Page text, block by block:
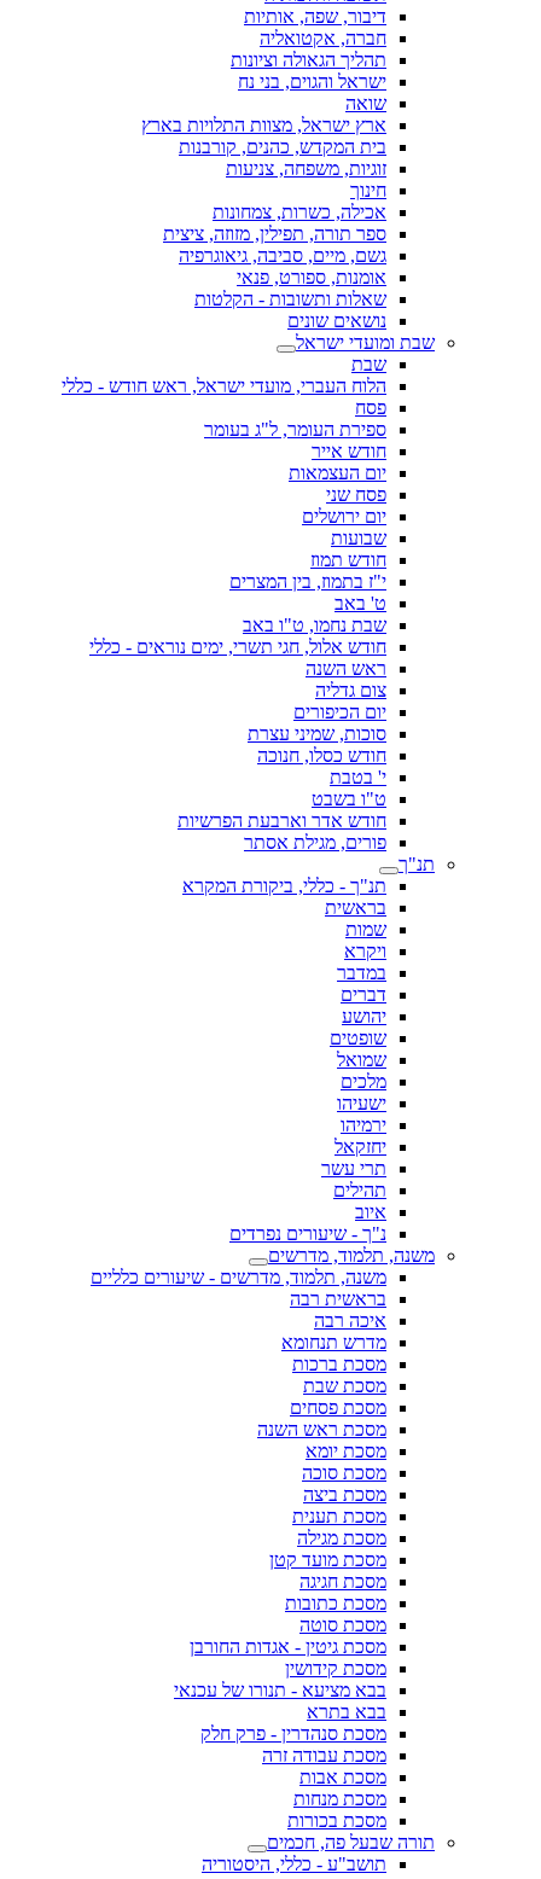
דיבור, שפה, אותיות
חברה, אקטואליה
תהליך הגאולה וציונות
ישראל והגוים, בני נח
שואה
ארץ ישראל, מצוות התלויות בארץ
בית המקדש, כהנים, קורבנות
זוגיות, משפחה, צניעות
חינוך
אכילה, כשרות, צמחונות
ספר תורה, תפילין, מזוזה, ציצית
גשם, מיים, סביבה, גיאוגרפיה
אומנות, ספורט, פנאי
שאלות ותשובות - הקלטות
נושאים שונים
שבת ומועדי ישראל
שבת
הלוח העברי, מועדי ישראל, ראש חודש - כללי
פסח
ספירת העומר, ל"ג בעומר
חודש אייר
יום העצמאות
פסח שני
יום ירושלים
שבועות
חודש תמוז
י"ז בתמוז, בין המצרים
ט' באב
שבת נחמו, ט"ו באב
חודש אלול, חגי תשרי, ימים נוראים - כללי
ראש השנה
צום גדליה
יום הכיפורים
סוכות, שמיני עצרת
חודש כסלו, חנוכה
י' בטבת
ט"ו בשבט
חודש אדר וארבעת הפרשיות
פורים, מגילת אסתר
תנ"ך
תנ"ך - כללי, ביקורת המקרא
בראשית
שמות
ויקרא
במדבר
דברים
יהושע
שופטים
שמואל
מלכים
ישעיהו
ירמיהו
יחזקאל
תרי עשר
תהילים
איוב
נ"ך - שיעורים נפרדים
משנה, תלמוד, מדרשים
משנה, תלמוד, מדרשים - שיעורים כלליים
בראשית רבה
איכה רבה
מדרש תנחומא
מסכת ברכות
מסכת שבת
מסכת פסחים
מסכת ראש השנה
מסכת יומא
מסכת סוכה
מסכת ביצה
מסכת תענית
מסכת מגילה
מסכת מועד קטן
מסכת חגיגה
מסכת כתובות
מסכת סוטה
מסכת גיטין - אגדות החורבן
מסכת קידושין
בבא מציעא - תנורו של עכנאי
בבא בתרא
מסכת סנהדרין - פרק חלק
מסכת עבודה זרה
מסכת אבות
מסכת מנחות
מסכת בכורות
תורה שבעל פה, חכמים
תושב"ע - כללי, היסטוריה